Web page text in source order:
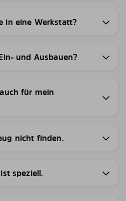
in eine Werkstatt?
und Ausbauen?
für mein
nicht finden.
speziell.